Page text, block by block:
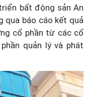
bất động sản An
qua báo cáo kết quả
cổ phần từ các cổ
quản lý và phát